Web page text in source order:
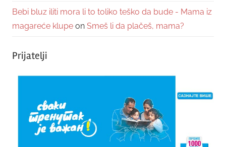
Bebi bluz iliti mora li to toliko teško da bude - Mama iz
magareće klupe on Smeš li da plačeš, mama?
Prijatelji